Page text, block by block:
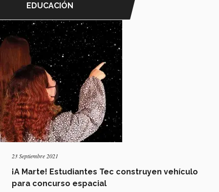
EDUCACIÓN
23 Septiembre 2021
¡A Marte! Estudiantes Tec construyen vehículo
para concurso espacial